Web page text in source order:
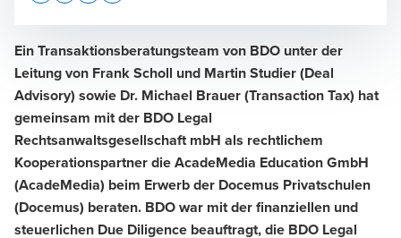
Ein Transaktionsberatungsteam von BDO unter der
Leitung von Frank Scholl und Martin Studier (Deal
Advisory) sowie Dr. Michael Brauer (Transaction Tax) hat
gemeinsam mit der BDO Legal
Rechtsanwaltsgesellschaft mbH als rechtlichem
Kooperationspartner die AcadeMedia Education GmbH
(AcadeMedia) beim Erwerb der Docemus Privatschulen
(Docemus) beraten. BDO war mit der finanziellen und
steuerlichen Due Diligence beauftragt, die BDO Legal